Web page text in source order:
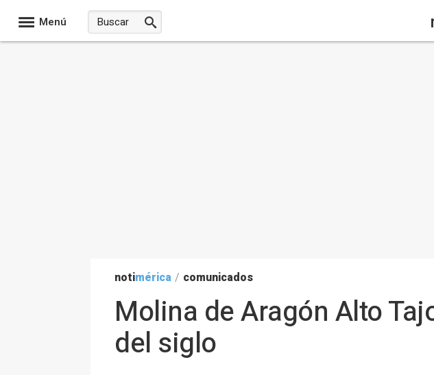
Menú
notimérica / comunicados
Molina de Aragón Alto
del siglo